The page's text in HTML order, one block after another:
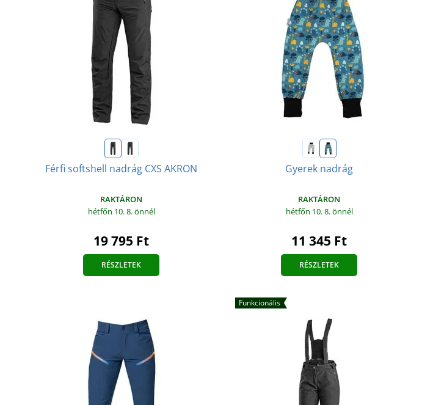
Férfi softshell nadrág CXS AKRON
RAKTÁRON
hétfőn 10. 8.önnél
19 795 Ft
RÉSZLETEK
Gyerek nadrág
RAKTÁRON
hétfőn 10. 8.önnél
11 345 Ft
RÉSZLETEK
Funkcionális